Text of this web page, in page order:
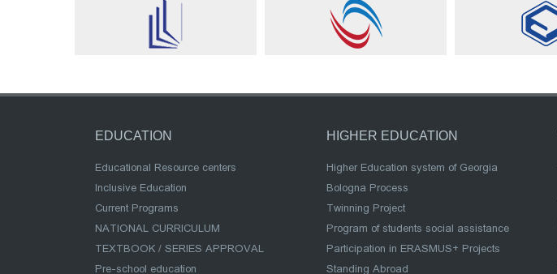
EDUCATION
Educational Resource centers
Inclusive Education
Current Programs
NATIONAL CURRICULUM
TEXTBOOK / SERIES APPROVAL
Pre-school education
HIGHER EDUCATION
Higher Education system of Georgia
Bologna Process
Twinning Project
Program of students social assistance
Participation in ERASMUS+ Projects
Standing Abroad